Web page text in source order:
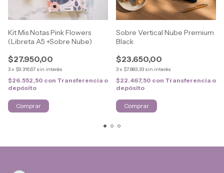
Kit Mis Notas Pink Flowers
(Libreta A5 +Sobre Nube)
$27.950,00
3x $9.316,67 sin interés
$26.552,50 con Transferencia o
depósito
Sobre Vertical Nube Premium
Black
$23.650,00
3x $7.883,33 sin interés
$22.467,50 con Transferencia o
depósito